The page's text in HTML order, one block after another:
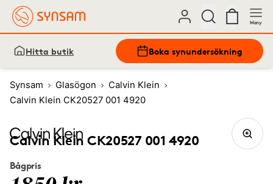
Meny
Hitta butik Boka synundersökning
Synsam Glasögon
Calvin Klein
Calvin Klein CK20527 001 4920
Calvin Klein CK20527 001 4920
Bågpris